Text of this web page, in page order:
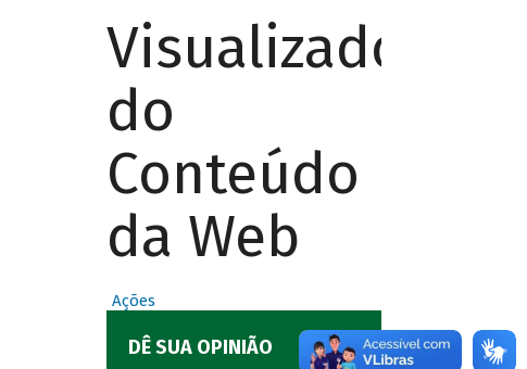
Visualizador
do
Conteúdo
da Web
Ações
DÊ SUA OPINIÃO